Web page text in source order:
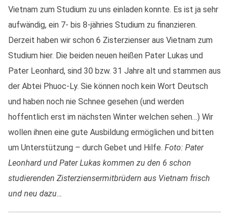
Vietnam zum Studium zu uns einladen konnte. Es ist ja sehr
aufwändig, ein 7- bis 8-jähries Studium zu finanzieren.
Derzeit haben wir schon 6 Zisterzienser aus Vietnam zum
Studium hier. Die beiden neuen heißen Pater Lukas und
Pater Leonhard, sind 30 bzw. 31 Jahre alt und stammen aus
der Abtei Phuoc-Ly. Sie können noch kein Wort Deutsch
und haben noch nie Schnee gesehen (und werden
hoffentlich erst im nächsten Winter welchen sehen…) Wir
wollen ihnen eine gute Ausbildung ermöglichen und bitten
um Unterstützung – durch Gebet und Hilfe. Foto: Pater
Leonhard und Pater Lukas kommen zu den 6 schon
studierenden Zisterziensermitbrüdern aus Vietnam frisch
und neu dazu…